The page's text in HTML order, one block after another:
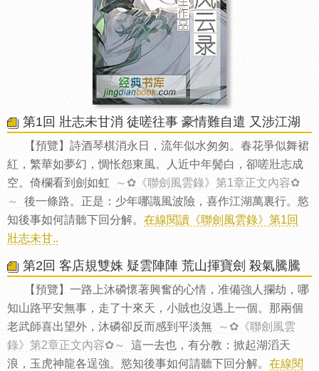
第1回 壯志未甘消 徒嗟往事 豪情難自遣 又涉江湖
【預覽】詩酒琴棋消永日，流年似水匆匆。春花爭似舞裙
紅，繁華如夢幻，惆怅怨東風。人近中年鬓白，卻嗟壯志成
空。倚欄看到劍如虹
～✿《聯劍風雲錄》第1章正文內容✿
～
後一條路。正是：少年哪識風波險，喜作江湖萬裏行。慾
知後事如何請聽下回分解。 在線閱讀《聯劍風雲錄》第1回
壯志未甘..
第2回 客店規雙姝 疑雲陣陣 荒山揮寶劍 殺氣騰騰
【預覽】一路上沐磷懷著興奮的心情，准備強人攔劫，哪
知山路平安無事，走了十來天，小賊也沒遇上一個。那兩個
老武師喜出望外，沐磷卻反而感到平淡無
～✿《聯劍風雲
錄》第2章正文內容✿～
這一去也，有分教：掀起湖滔天
浪，玉虎神龍各逞強。慾知後事如何請聽下回分解。 在線閱